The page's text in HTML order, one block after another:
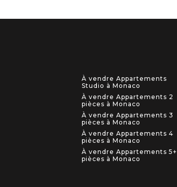
À vendre Appartements
Studio à Monaco
À vendre Appartements 2
pièces à Monaco
À vendre Appartements 3
pièces à Monaco
À vendre Appartements 4
pièces à Monaco
À vendre Appartements 5+
pièces à Monaco